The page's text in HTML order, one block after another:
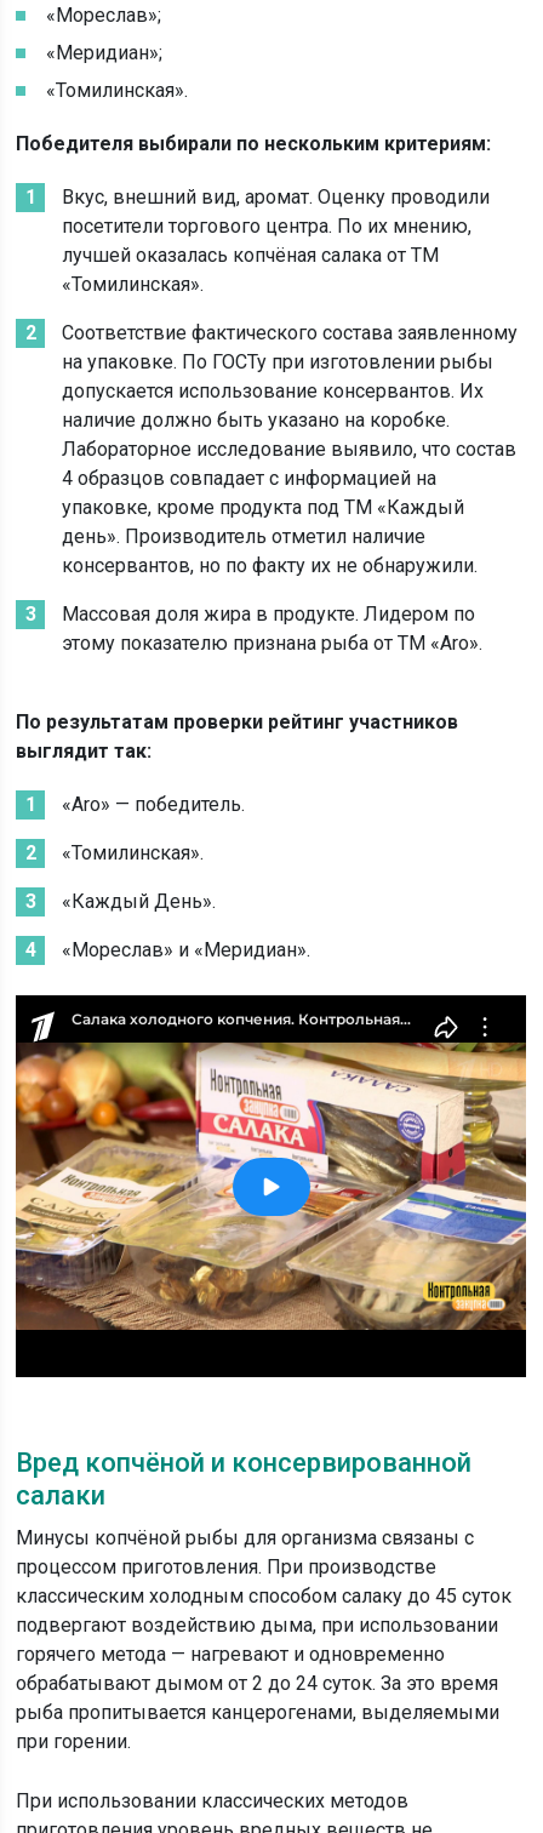
«Мореслав»;
«Меридиан»;
«Томилинская».
Победителя выбирали по нескольким критериям:
Вкус, внешний вид, аромат. Оценку проводили
посетители торгового центра. По их мнению,
лучшей оказалась копчёная салака от ТМ
«Томилинская».
Соответствие фактического состава заявленному
на упаковке. По ГОСТу при изготовлении рыбы
допускается использование консервантов. Их
наличие должно быть указано на коробке.
Лабораторное исследование выявило, что состав
4 образцов совпадает с информацией на
упаковке, кроме продукта под ТМ «Каждый
день». Производитель отметил наличие
консервантов, но по факту их не обнаружили.
Массовая доля жира в продукте. Лидером по
этому показателю признана рыба от ТМ «Aro».
По результатам проверки рейтинг участников
выглядит так:
«Aro» — победитель.
«Томилинская».
«Каждый День».
«Мореслав» и «Меридиан».
Вред копчёной и консервированной
салаки
Минусы копчёной рыбы для организма связаны с
процессом приготовления. При производстве
классическим холодным способом салаку до 45 суток
подвергают воздействию дыма, при использовании
горячего метода — нагревают и одновременно
обрабатывают дымом от 2 до 24 суток. За это время
рыба пропитывается канцерогенами, выделяемыми
при горении.
При использовании классических методов